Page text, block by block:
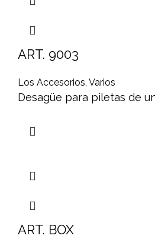
ART. 9003
Los Accesorios, Varios
Desagüe para piletas de
ART. BOX